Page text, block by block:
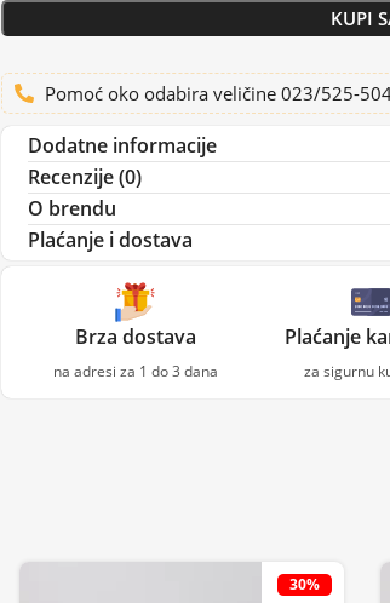
KUPI
Pomoć oko odabira veličine 023/525-
Dodatne informacije
Recenzije (0)
O brendu
Plaćanje i dostava
Brza dostava
na adresi za 1 do 3 dana
Plaćanje
za sigurnu
30%